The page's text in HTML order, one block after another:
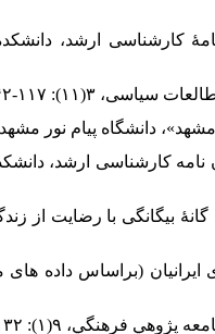
نامۀ کارشناسی ارشد،
پایان نامه کارشناسی ارشد،
(۱۳۹۷) «سنجش رابطۀ ابعاد پنچ گانۀ بیگانگی
جامعه شناختی خودمداری ایرانیان (براساس